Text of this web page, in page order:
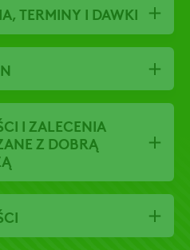
TERMINY I DAWKI
I ZALECENIA
Z DOBRĄ